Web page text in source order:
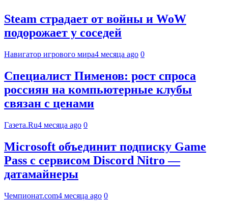
Steam страдает от войны и WoW
подорожает у соседей
Навигатор игрового мира4 месяца ago 0
Специалист Пименов: рост спроса
россиян на компьютерные клубы
связан с ценами
Газета.Ru4 месяца ago 0
Microsoft объединит подписку Game
Pass с сервисом Discord Nitro —
датамайнеры
Чемпионат.com4 месяца ago 0